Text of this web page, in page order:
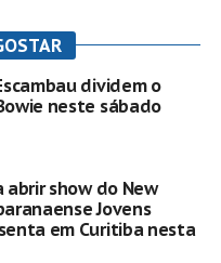
dividem o
neste sábado
abrir show do New
Jovens
em Curitiba nesta